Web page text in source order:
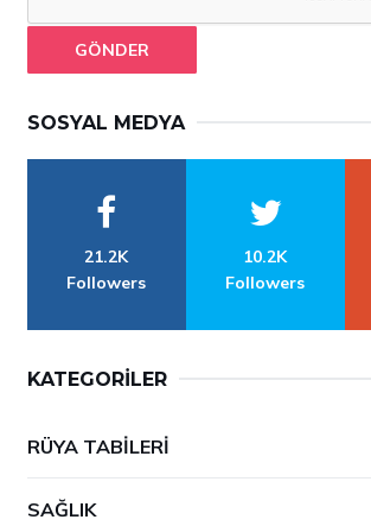
GÖNDER
SOSYAL MEDYA
21.2K
Followers
10.2K
Followers
KATEGORILER
RÜYA TABILERI
SAĞLIK